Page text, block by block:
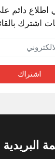
اطلاع دائم
اشترك
اشتراك
البريدية